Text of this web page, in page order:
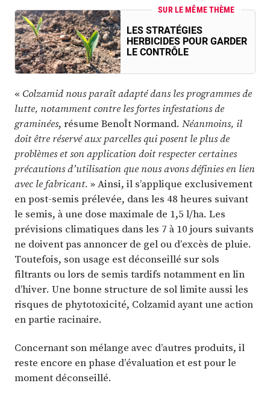
SUR LE MÊME THÈME
LES STRATÉGIES
HERBICIDES POUR GARDER
LE CONTRÔLE
« Colzamid nous paraît adapté dans les programmes de
lutte, notamment contre les fortes infestations de
graminées, résume BenoÎt Normand. Néanmoins, il
doit être réservé aux parcelles qui posent le plus de
problèmes et son application doit respecter certaines
précautions d’utilisation que nous avons définies en lien
avec le fabricant. » Ainsi, il s’applique exclusivement
en post-semis prélevée, dans les 48 heures suivant
le semis, à une dose maximale de 1,5 l/ha. Les
prévisions climatiques dans les 7 à 10 jours suivants
ne doivent pas annoncer de gel ou d’excès de pluie.
Toutefois, son usage est déconseillé sur sols
filtrants ou lors de semis tardifs notamment en lin
d’hiver. Une bonne structure de sol limite aussi les
risques de phytotoxicité, Colzamid ayant une action
en partie racinaire.
Concernant son mélange avec d’autres produits, il
reste encore en phase d’évaluation et est pour le
moment déconseillé.